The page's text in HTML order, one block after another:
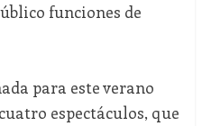
funciones de
para este verano
espectáculos, que